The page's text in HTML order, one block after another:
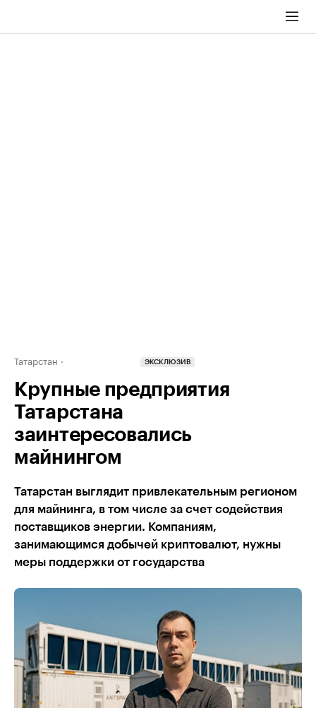
Татарстан ЭКСКЛЮЗИВ
Крупные предприятия
Татарстана
заинтересовались
майнингом
Татарстан выглядит привлекательным регионом
для майнинга, в том числе за счет содействия
поставщиков энергии. Компаниям,
занимающимся добычей криптовалют, нужны
меры поддержки от государства